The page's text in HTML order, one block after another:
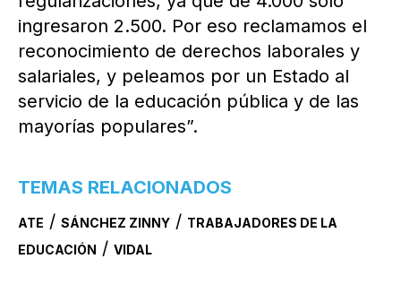
ingresaron 2.500. Por eso reclamamos el
reconocimiento de derechos laborales y
salariales, y peleamos por un Estado al
servicio de la educación pública y de las
mayorías populares”.
TEMAS RELACIONADOS
ATE / SÁNCHEZ ZINNY / TRABAJADORES DE LA
EDUCACIÓN / VIDAL